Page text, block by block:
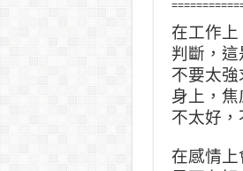
在工作上
判斷，這
不要太
身上，
不太好，
在感情上